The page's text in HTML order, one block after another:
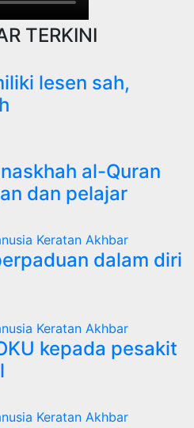
TERKINI
lesen sah,
al-Quran
dan pelajar
Keratan Akhbar
dalam diri
Keratan Akhbar
kepada pesakit
Keratan Akhbar